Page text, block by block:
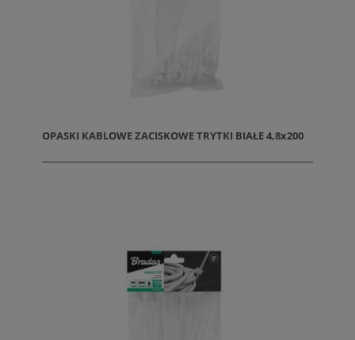
OPASKI KABLOWE ZACISKOWE TRYTKI BIAŁE 4,8x200